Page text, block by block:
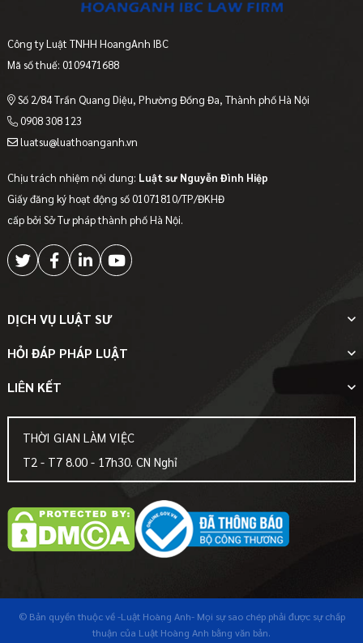
Công ty Luật TNHH HoangAnh IBC
Mã số thuế: 0109471688
Số 2/84 Trần Quang Diệu, Phường Đống Đa, Thành phố Hà Nội
0908 308 123
luatsu@luathoanganh.vn
Chịu trách nhiệm nội dung: Luật sư Nguyễn Đình Hiệp
Giấy đăng ký hoạt động số 01071810/TP/ĐKHĐ
cấp bởi Sở Tư pháp thành phố Hà Nội.
DỊCH VỤ LUẬT SƯ
HỎI ĐÁP PHÁP LUẬT
LIÊN KẾT
THỜI GIAN LÀM VIỆC
T2 - T7 8.00 - 17h30. CN Nghỉ
© Bản quyền thuộc về-Luật Hoàng Anh-Mọi sự sao chép phải được sự chấp
thuận của Luật Hoàng Anh bằng văn bản.